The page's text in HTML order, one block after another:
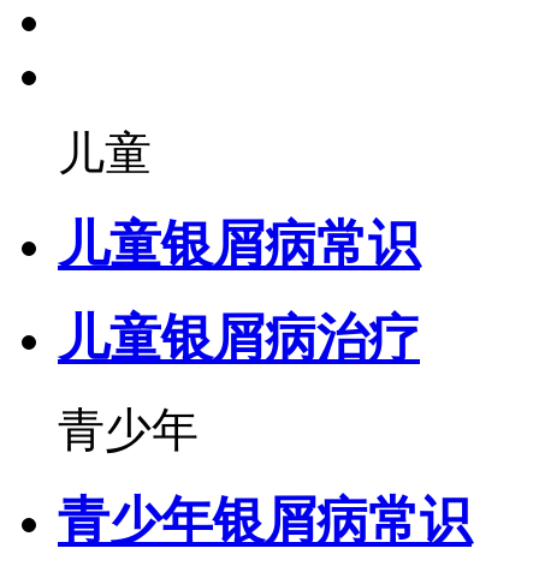
儿童
儿童银屑病常识
儿童银屑病治疗
青少年
青少年银屑病常识